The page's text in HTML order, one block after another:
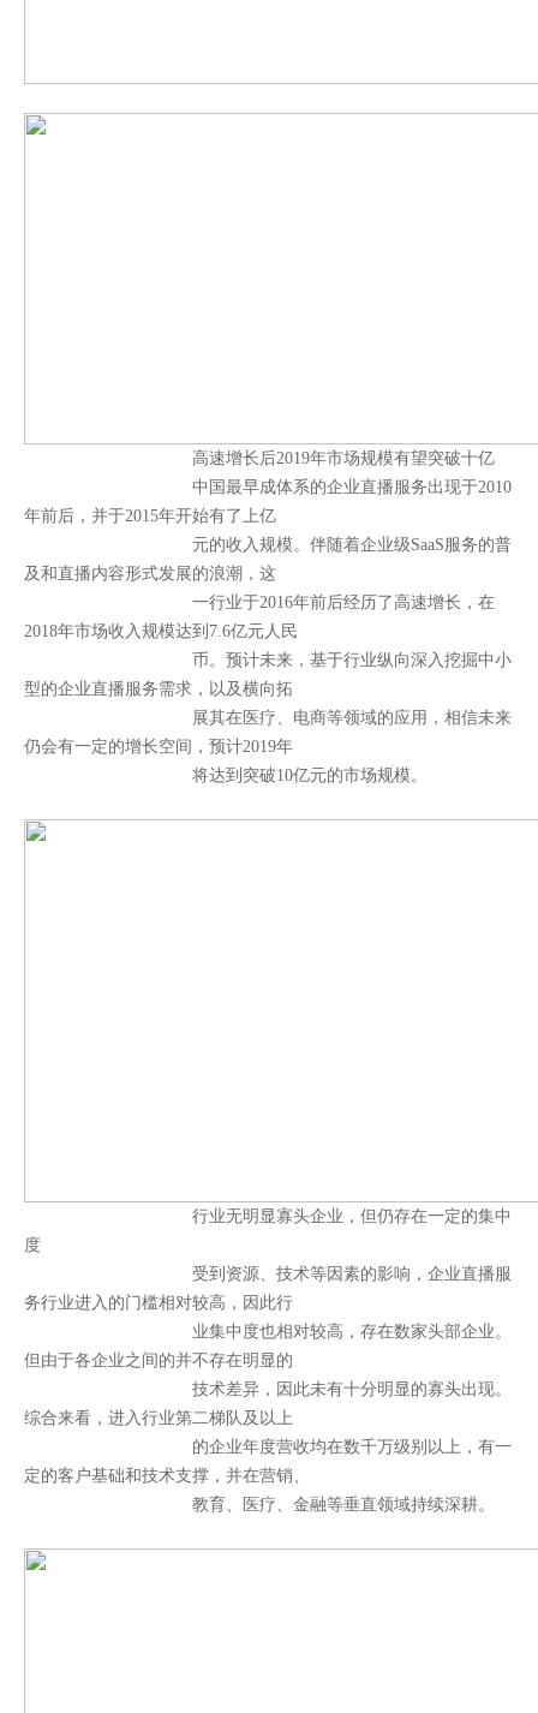
高速增长后2019年市场规模有望突破十亿
中国最早成体系的企业直播服务出现于2010
年前后，并于2015年开始有了上亿
元的收入规模。伴随着企业级SaaS服务的普
及和直播内容形式发展的浪潮，这
一行业于2016年前后经历了高速增长，在
2018年市场收入规模达到7.6亿元人民
币。预计未来，基于行业纵向深入挖掘中小
型的企业直播服务需求，以及横向拓
展其在医疗、电商等领域的应用，相信未来
仍会有一定的增长空间，预计2019年
将达到突破10亿元的市场规模。
行业无明显寡头企业，但仍存在一定的集中
度
受到资源、技术等因素的影响，企业直播服
务行业进入的门槛相对较高，因此行
业集中度也相对较高，存在数家头部企业。
但由于各企业之间的并不存在明显的
技术差异，因此未有十分明显的寡头出现。
综合来看，进入行业第二梯队及以上
的企业年度营收均在数千万级别以上，有一
定的客户基础和技术支撑，并在营销、
教育、医疗、金融等垂直领域持续深耕。